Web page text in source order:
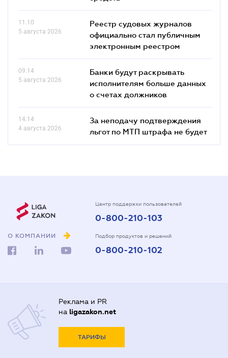
11.10
5 августа 2026
Реестр судовых журналов
официально стал публичным
электронным реестром
09.14
5 августа 2026
Банки будут раскрывать
исполнителям больше данных
о счетах должников
14.14
4 августа 2026
За неподачу подтверждения
льгот по МТП штрафа не будет
О КОМПАНИИ
Центр поддержки пользователей
0-800-210-103
Подбор продуктов и решений
0-800-210-102
Реклама и PR
на ligazakon.net
ТАРИФЫ